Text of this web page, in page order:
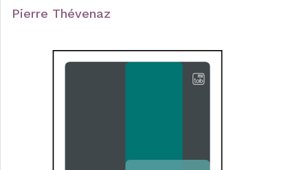
Pierre Thévenaz